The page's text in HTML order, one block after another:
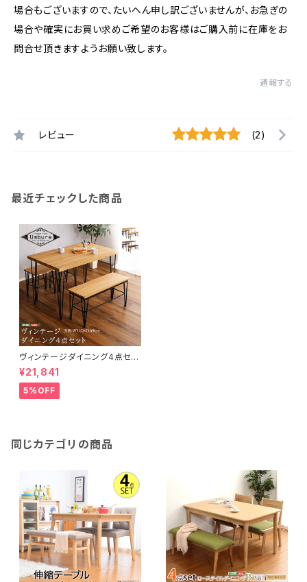
場合もございますので、たいへん申し訳ございませんが、お急ぎの
場合や確実にお買い求めご希望のお客様はご購入前に在庫をお
問合せ頂きますようお願い致します。
通報する
レビュー (2)
最近チェックした商品
ヴィンテージダイニング4点セッ
ト【テーブル＋椅子2脚+ベンチ1
脚】 VDCB-4
¥21,841
5%OFF
同じカテゴリの商品